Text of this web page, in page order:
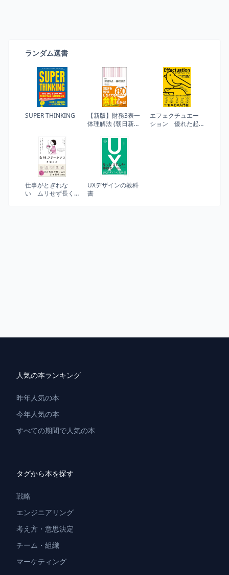
ランダム選書
SUPER THINKING
【新版】財務3表一
体理解法 (朝日新
エフェクチュエー
ション 優れた起
仕事がとぎれな
い ムリせず長く
UXデザインの教科
書
人気の本ランキング
昨年人気の本
今年人気の本
すべての期間で人気の本
タグから本を探す
戦略
エンジニアリング
考え方・意思決定
チーム・組織
マーケティング